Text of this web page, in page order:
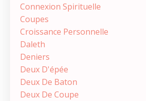
Connexion Spirituelle
Coupes
Croissance Personnelle
Daleth
Deniers
Deux D'épée
Deux De Baton
Deux De Coupe